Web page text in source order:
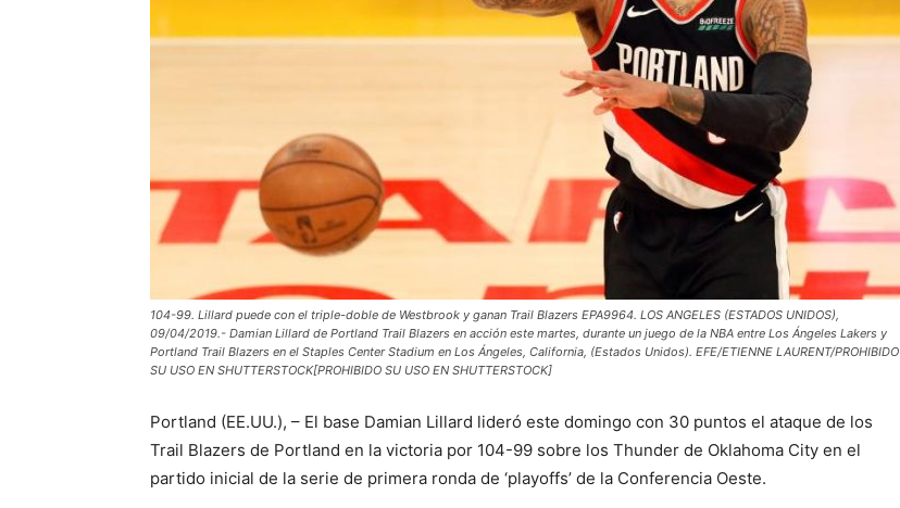
104-99. Lillard puede con el triple-doble de Westbrook y ganan Trail Blazers EPA9964. LOS ANGELES (ESTADOS UNIDOS),
09/04/2019.- Damian Lillard de Portland Trail Blazers en acción este martes, durante un juego de la NBA entre Los Ángeles Lakers y
Portland Trail Blazers en el Staples Center Stadium en Los Ángeles, California, (Estados Unidos). EFE/ETIENNE LAURENT/PROHIBIDO
SU USO EN SHUTTERSTOCK[PROHIBIDO SU USO EN SHUTTERSTOCK]
Portland (EE.UU.), – El base Damian Lillard lideró este domingo con 30 puntos el ataque de los
Trail Blazers de Portland en la victoria por 104-99 sobre los Thunder de Oklahoma City en el
partido inicial de la serie de primera ronda de ‘playoffs’ de la Conferencia Oeste.